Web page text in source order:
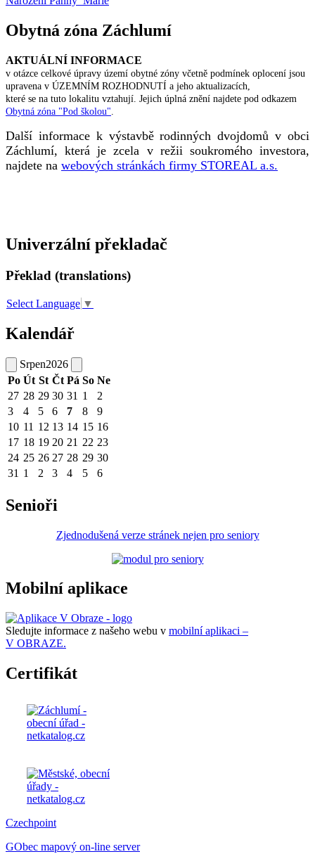
Obytná zóna Záchlumí
AKTUÁLNÍ INFORMACE
v otázce celkové úpravy území obytné zóny včetně podmínek oplocení jsou
upravena v ÚZEMNÍM ROZHODNUTÍ a jeho aktualizacích,
které se na tuto lokalitu vztahují. Jejich úplná znění najdete pod odkazem
Obytná zóna "Pod školou".
Další informace k výstavbě rodinných dvojdomů v obci
Záchlumí, která je zcela v režii soukromého investora,
najdete na webových stránkách firmy STOREAL a.s.
Univerzální překladač
Překlad (translations)
Select Language ▼
Kalendář
Srpen2026
Po Út St Čt Pá So Ne
27 28 29 30 31 1
2
3
4 5 6 7 8
9
10 11 12 13 14 15 16
17 18 19 20 21 22 23
24 25 26 27 28 29 30
31 1 2 3 4 5 6
Senioři
Zjednodušená verze stránek nejen pro seniory
Mobilní aplikace
Sledujte informace z našeho webu v mobilní aplikaci –
V OBRAZE.
Certifikát
Czechpoint
GObec mapový on-line server